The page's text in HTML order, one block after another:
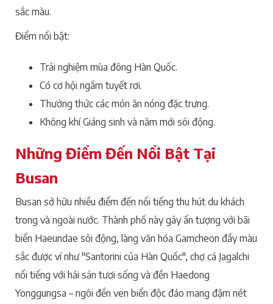
sắc màu.
Điểm nổi bật:
Trải nghiệm mùa đông Hàn Quốc.
Có cơ hội ngắm tuyết rơi.
Thưởng thức các món ăn nóng đặc trưng.
Không khí Giáng sinh và năm mới sôi động.
Những Điểm Đến Nổi Bật Tại
Busan
Busan sở hữu nhiều điểm đến nổi tiếng thu hút du khách
trong và ngoài nước. Thành phố này gây ấn tượng với bãi
biển Haeundae sôi động, làng văn hóa Gamcheon đầy màu
sắc được ví như "Santorini của Hàn Quốc", chợ cá Jagalchi
nổi tiếng với hải sản tươi sống và đền Haedong
Yonggungsa – ngôi đền ven biển độc đáo mang đậm nét